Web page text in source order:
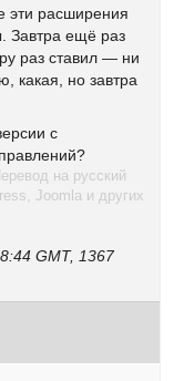
эти расширения
Завтра ещё раз
раз ставил — ни
какая, но завтра
с
на русский
Joomla и других
GMT, 1367